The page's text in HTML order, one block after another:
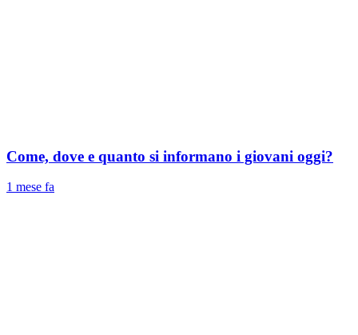
Come, dove e quanto si informano i giovani oggi?
1 mese fa